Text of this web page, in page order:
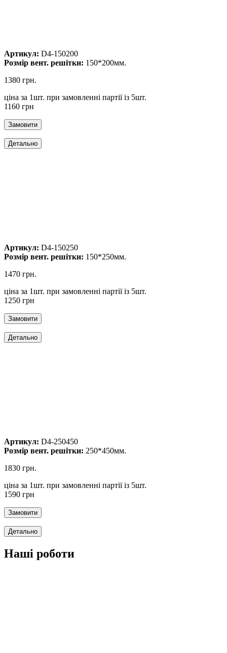
Артикул: D4-150200
Розмір вент. решітки: 150*200мм.
1380 грн.
ціна за 1шт. при замовленні партії із 5шт.
1160 грн
Артикул: D4-150250
Розмір вент. решітки: 150*250мм.
1470 грн.
ціна за 1шт. при замовленні партії із 5шт.
1250 грн
Артикул: D4-250450
Розмір вент. решітки: 250*450мм.
1830 грн.
ціна за 1шт. при замовленні партії із 5шт.
1590 грн
Наші роботи